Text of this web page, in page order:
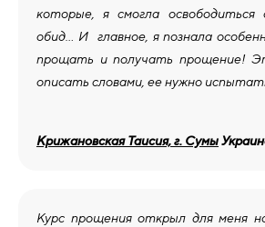
которые, я смогла освободиться
обид… И главное, я познала
прощать и получать прощение!
описать словами, ее нужно
Крижановская Таисия, г. Сумы
Курс прощения открыл для меня